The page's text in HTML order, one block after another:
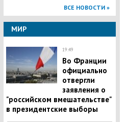
ВСЕ НОВОСТИ »
МИР
19:49
Во Франции
официально
отвергли
заявления о
"российском вмешательстве"
в президентские выборы